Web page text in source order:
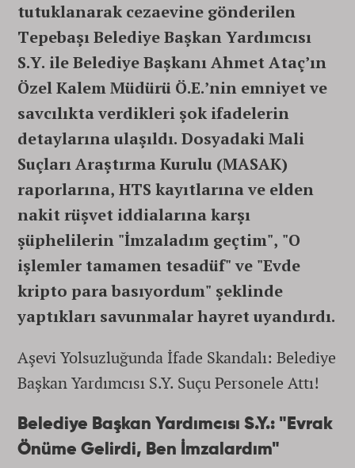
tutuklanarak cezaevine gönderilen
Tepebaşı Belediye Başkan Yardımcısı
S.Y. ile Belediye Başkanı Ahmet Ataç’ın
Özel Kalem Müdürü Ö.E.’nin emniyet ve
savcılıkta verdikleri şok ifadelerin
detaylarına ulaşıldı. Dosyadaki Mali
Suçları Araştırma Kurulu (MASAK)
raporlarına, HTS kayıtlarına ve elden
nakit rüşvet iddialarına karşı
şüphelilerin "İmzaladım geçtim", "O
işlemler tamamen tesadüf" ve "Evde
kripto para basıyordum" şeklinde
yaptıkları savunmalar hayret uyandırdı.
Aşevi Yolsuzluğunda İfade Skandalı: Belediye
Başkan Yardımcısı S.Y. Suçu Personele Attı!
Belediye Başkan Yardımcısı S.Y.: "Evrak
Önüme Gelirdi, Ben İmzalardım"